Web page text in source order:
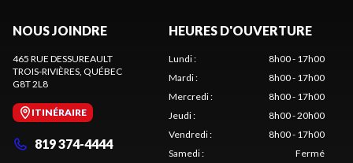
NOUS JOINDRE
465 RUE DESSUREAULT
TROIS-RIVIÈRES, QUÉBEC
G8T 2L8
ITINÉRAIRE
819 374-4444
HEURES D'OUVERTURE
Lundi:
8h00 - 17h00
Mardi:
8h00 - 17h00
Mercredi:
8h00 - 17h00
Jeudi:
8h00 - 20h00
Vendredi:
8h00 - 17h00
Samedi:
Fermé